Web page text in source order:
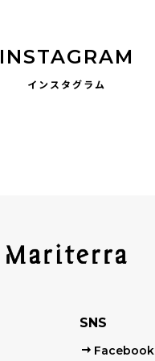
INSTAGRAM
インスタグラム
SNS
Facebook